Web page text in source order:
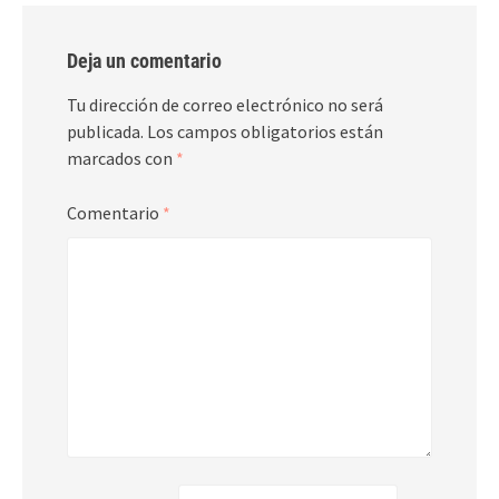
Deja un comentario
Tu dirección de correo electrónico no será
publicada. Los campos obligatorios están
marcados con *
Comentario *